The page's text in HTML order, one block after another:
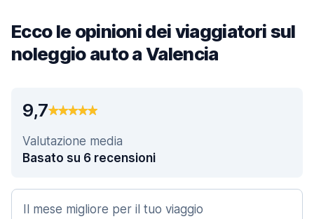
Ecco le opinioni dei viaggiatori sul
noleggio auto a Valencia
9,7
Valutazione media
Basato su 6 recensioni
Il mese migliore per il tuo viaggio